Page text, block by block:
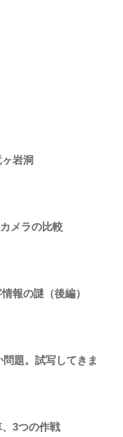
岩洞
メラの比較
報の謎（後編）
題。試写してきま
3つの作戦